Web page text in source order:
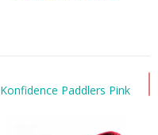
Konfidence Paddlers Pink